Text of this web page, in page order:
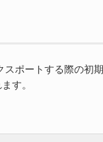
ポートする際の初
す。